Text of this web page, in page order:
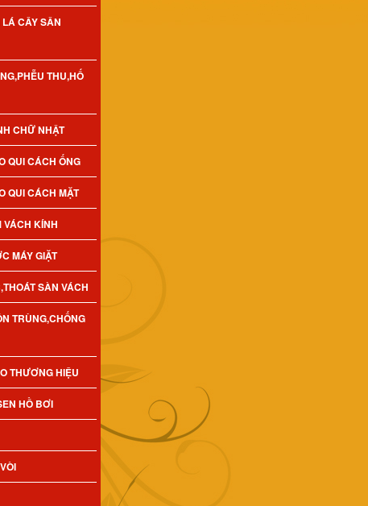
CÂY SÂN
THU,HỐ
CHỮ NHẬT
QUI CÁCH ỐNG
QUI CÁCH MẶT
VÁCH KÍNH
MÁY GIẶT
SÀN VÁCH
TRÙNG,CHỐNG
THƯƠNG HIỆU
HỒ BƠI